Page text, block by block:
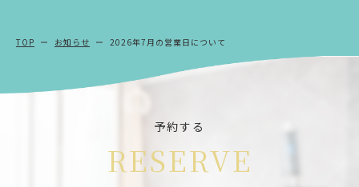
TOP お知らせ 2026年7月の営業日について
予約する
RESERVE